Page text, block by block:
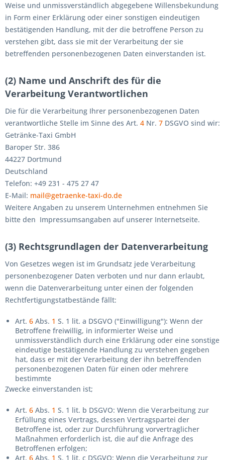
Weise und unmissverständlich abgegebene Willensbekundung
in Form einer Erklärung oder einer sonstigen eindeutigen
bestätigenden Handlung, mit der die betroffene Person zu
verstehen gibt, dass sie mit der Verarbeitung der sie
betreffenden personenbezogenen Daten einverstanden ist.
(2) Name und Anschrift des für die
Verarbeitung Verantwortlichen
Die für die Verarbeitung Ihrer personenbezogenen Daten
verantwortliche Stelle im Sinne des Art. 4 Nr. 7 DSGVO sind wir:
Getränke-Taxi GmbH
Baroper Str. 386
44227 Dortmund
Deutschland
Telefon: +49 231 - 475 27 47
E-Mail: mail@getraenke-taxi-do.de
Weitere Angaben zu unserem Unternehmen entnehmen Sie
bitte den Impressumsangaben auf unserer Internetseite.
(3) Rechtsgrundlagen der Datenverarbeitung
Von Gesetzes wegen ist im Grundsatz jede Verarbeitung
personenbezogener Daten verboten und nur dann erlaubt,
wenn die Datenverarbeitung unter einen der folgenden
Rechtfertigungstatbestände fällt:
Art. 6 Abs. 1 S. 1 lit. a DSGVO ("Einwilligung"): Wenn der
Betroffene freiwillig, in informierter Weise und
unmissverständlich durch eine Erklärung oder eine sonstige
eindeutige bestätigende Handlung zu verstehen gegeben
hat, dass er mit der Verarbeitung der ihn betreffenden
personenbezogenen Daten für einen oder mehrere
bestimmte
Zwecke einverstanden ist;
Art. 6 Abs. 1 S. 1 lit. b DSGVO: Wenn die Verarbeitung zur
Erfüllung eines Vertrags, dessen Vertragspartei der
Betroffene ist, oder zur Durchführung vorvertraglicher
Maßnahmen erforderlich ist, die auf die Anfrage des
Betroffenen erfolgen;
Art. 6 Abs. 1 S. 1 lit. c DSGVO: Wenn die Verarbeitung zur